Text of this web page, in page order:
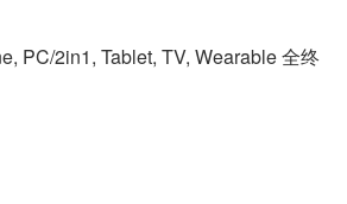
PC/2in1, Tablet, TV, Wearable 全终